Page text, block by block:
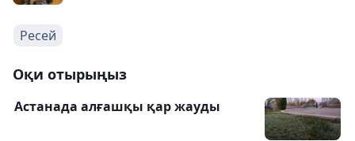
Ресей
Оқи отырыңыз
Астанада алғашқы қар жауды